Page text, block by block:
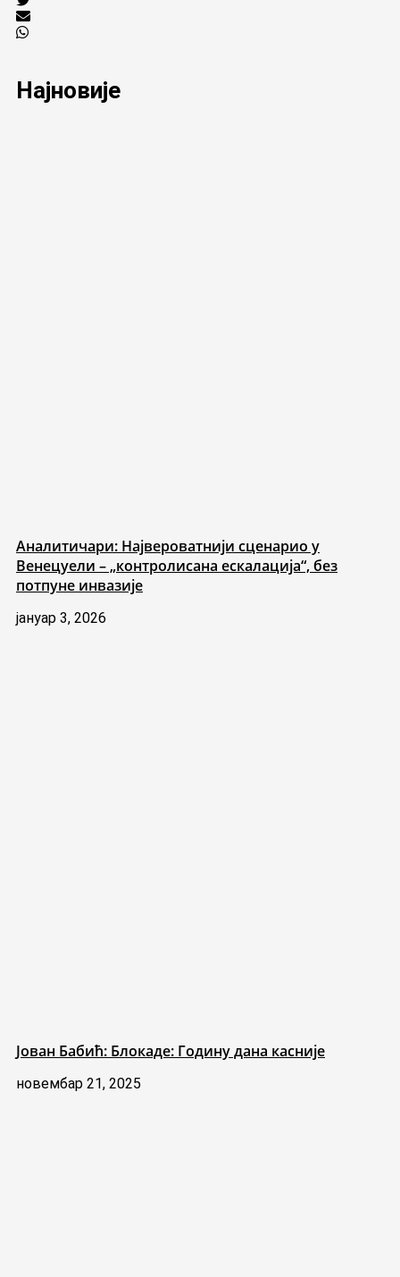
Најновије
Аналитичари: Највероватнији сценарио у
Венецуели – „контролисана ескалација“, без
потпуне инвазије
јануар 3, 2026
Јован Бабић: Блокаде: Годину дана касније
новембар 21, 2025